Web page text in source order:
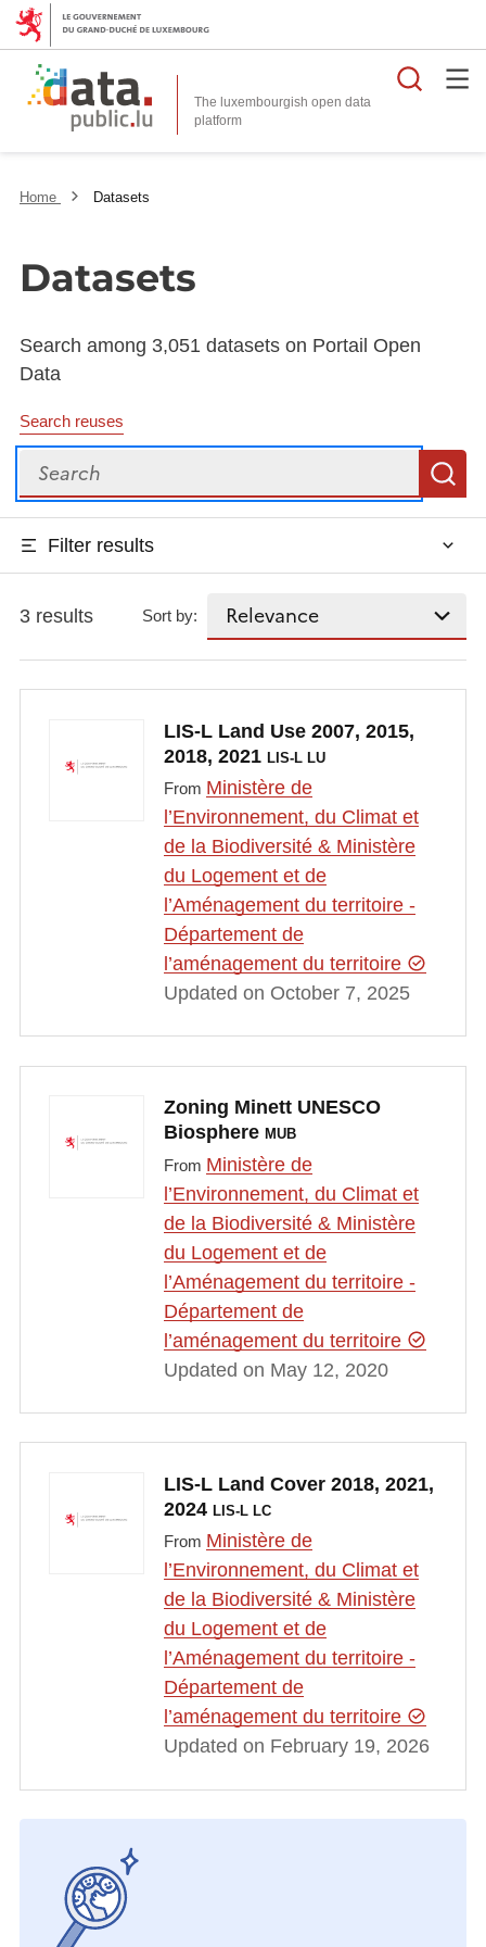
The luxembourgish open data
platform
Home Datasets
Datasets
Search among 3,051 datasets on Portail Open
Data
Search reuses
Search
Filter results
3 results Sort by:
LIS-L Land Use 2007, 2015,
2018, 2021 LIS-L LU
From Ministère de
l’Environnement, du Climat et
de la Biodiversité & Ministère
du Logement et de
l’Aménagement du territoire -
Département de
l’aménagement du territoire
Updated on October 7, 2025
Zoning Minett UNESCO
Biosphere MUB
From Ministère de
l’Environnement, du Climat et
de la Biodiversité & Ministère
du Logement et de
l’Aménagement du territoire -
Département de
l’aménagement du territoire
Updated on May 12, 2020
LIS-L Land Cover 2018, 2021,
2024 LIS-L LC
From Ministère de
l’Environnement, du Climat et
de la Biodiversité & Ministère
du Logement et de
l’Aménagement du territoire -
Département de
l’aménagement du territoire
Updated on February 19, 2026